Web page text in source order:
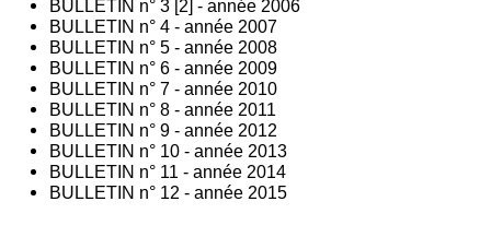
BULLETIN n° 3 [2] - année 2006
BULLETIN n° 4 - année 2007
BULLETIN n° 5 - année 2008
BULLETIN n° 6 - année 2009
BULLETIN n° 7 - année 2010
BULLETIN n° 8 - année 2011
BULLETIN n° 9 - année 2012
BULLETIN n° 10 - année 2013
BULLETIN n° 11 - année 2014
BULLETIN n° 12 - année 2015